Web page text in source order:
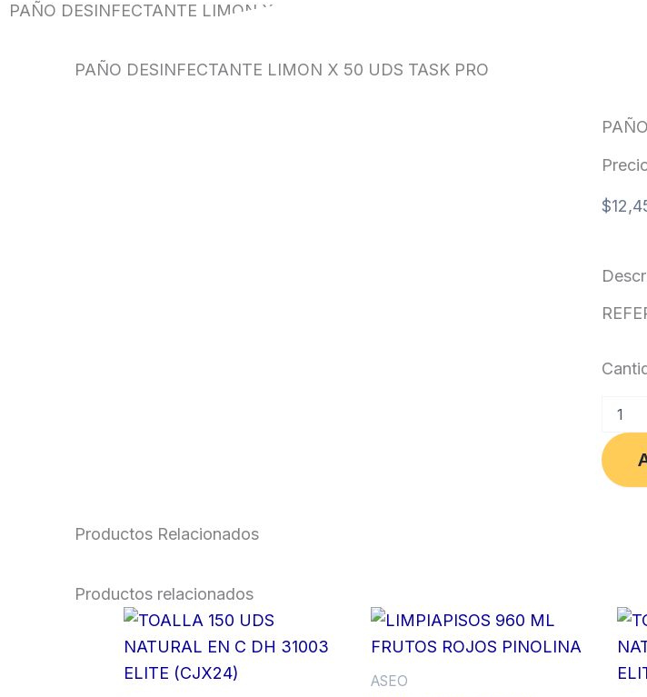
PAÑO DESINFECTANTE LIMON X 50 UDS TASK PRO
PAÑO DESINFECTANTE LIMON X 50 UDS TASK PRO
$
LIMON
X
50
Productos Relacionados
Productos relacionados
ASEO